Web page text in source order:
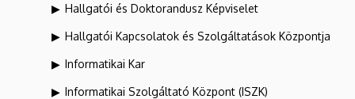
Hallgatói és Doktorandusz Képviselet
Hallgatói Kapcsolatok és Szolgáltatások Központja
Informatikai Kar
Informatikai Szolgáltató Központ (ISZK)